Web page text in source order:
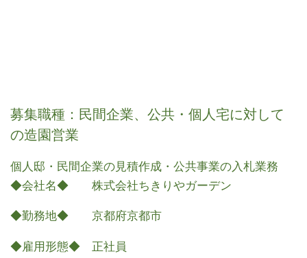
募集職種：民間企業、公共・個人宅に対して
の造園営業
個人邸・民間企業の見積作成・公共事業の入札業務
◆会社名◆ 株式会社ちきりやガーデン
◆勤務地◆ 京都府京都市
◆雇用形態◆ 正社員